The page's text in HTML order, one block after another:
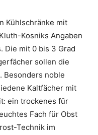
Kühlschränke mit
Kosniks Angaben
Die mit 0 bis 3 Grad
sollen die
Besonders noble
Kaltfächer mit
ein trockenes für
Fach für Obst
Technik im